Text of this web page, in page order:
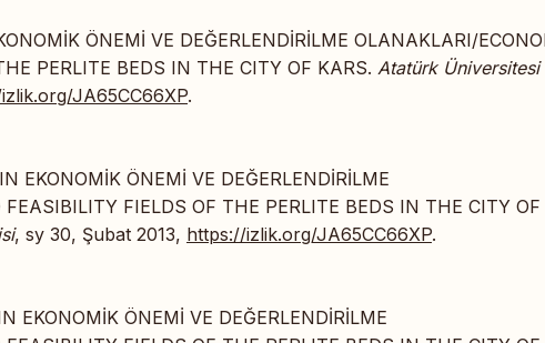
ÖNEMİ VE DEĞERLENDİRİLME OLANAKLARI/
PERLITE BEDS IN THE CITY OF KARS. Atatürk Üniversitesi
JA65CC66XP.
EKONOMİK ÖNEMİ VE DEĞERLENDİRİLME
FIELDS OF THE PERLITE BEDS IN THE CITY OF
, sy 30, Şubat 2013, https://izlik.org/JA65CC66XP.
EKONOMİK ÖNEMİ VE DEĞERLENDİRİLME